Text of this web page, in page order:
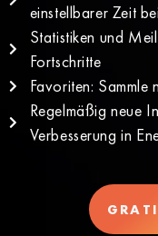
einstellbarer Zeit
Statistiken und
Fortschritte
Favoriten:
Regelmäßig neue
Verbesserung in